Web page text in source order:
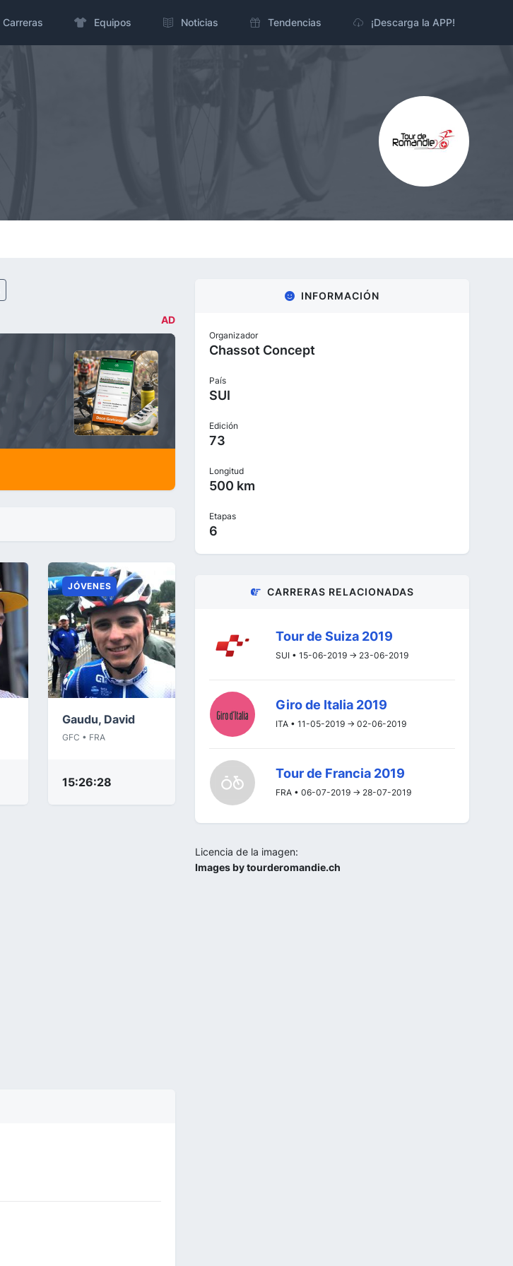
Carreras Equipos Noticias Tendencias ¡Descarga la APP!
AD
JÓVENES
Gaudu, David
GFC • FRA
15:26:28
INFORMACIÓN
Organizador
Chassot Concept
País
SUI
Edición
73
Longitud
500 km
Etapas
6
CARRERAS RELACIONADAS
Tour de Suiza 2019
SUI • 15-06-2019 -> 23-06-2019
Giro de Italia 2019
ITA • 11-05-2019 -> 02-06-2019
Tour de Francia 2019
FRA • 06-07-2019 -> 28-07-2019
Licencia de la imagen:
Images by tourderomandie.ch